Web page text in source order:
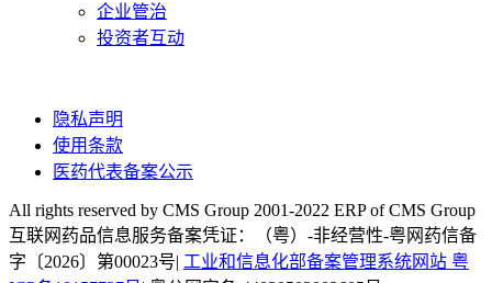
企业管治
投资者互动
隐私声明
使用条款
医药代表备案公示
All rights reserved by CMS Group 2001-2022 ERP of CMS Group
互联网药品信息服务备案凭证：（粤）-非经营性-粤网药信备
字〔2026〕第00023号| 工业和信息化部备案管理系统网站 粤